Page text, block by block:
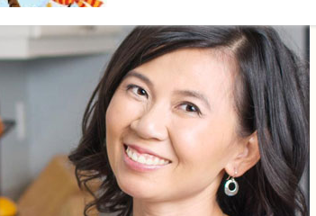
白雪，讓小朋友盡情玩雪～～
堆雪人、做雪天使、滾雪球、
打雪仗，想怎麼玩就怎麼玩！
現場還有許多關於雪的自然科
學知識，和冬日小手工和曲奇
餅裝飾活動，最適合興趣多多
的小朋友。玩完以後還可以到
旁邊的玫瑰花車停泊地點預覽
一下明年的巡遊花車陣容，拍
照打卡，真是太開心了！
More